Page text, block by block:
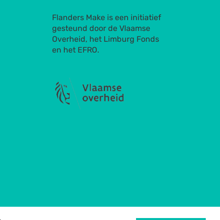
Flanders Make is een initiatief
gesteund door de Vlaamse
Overheid, het Limburg Fonds
en het EFRO.